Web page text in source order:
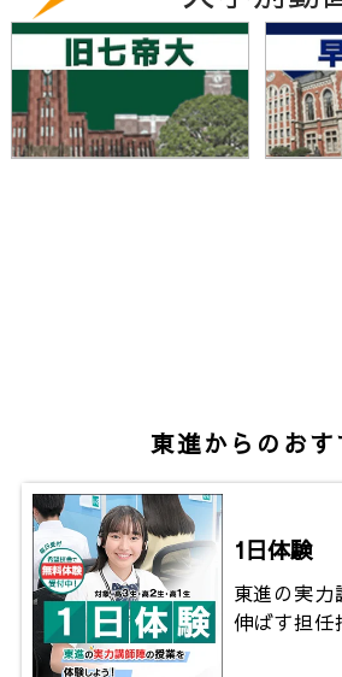
▼福島大学の天気は？（全国学校の
https://www.toshin.com/
▼東進の大学入試偏差値一覧（ラ
東進からのおす
1日体験
東進の実力
伸ばす担任